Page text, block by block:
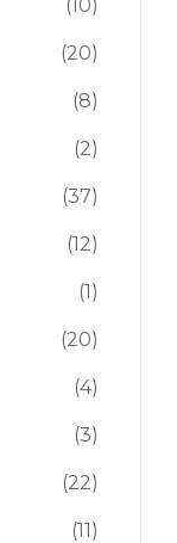
(10)
(20)
(8)
(2)
(37)
(12)
(1)
(20)
(4)
(3)
(22)
(11)